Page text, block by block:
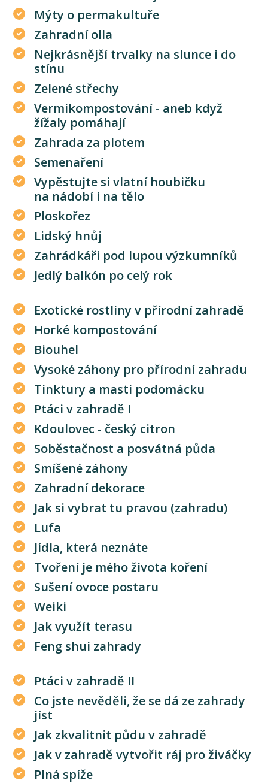
Mýty o permakultuře
Zahradní olla
Nejkrásnější trvalky na slunce i do
stínu
Zelené střechy
Vermikompostování - aneb když
žížaly pomáhají
Zahrada za plotem
Semenaření
Vypěstujte si vlatní houbičku
na nádobí i na tělo
Ploskořez
Lidský hnůj
Zahrádkáři pod lupou výzkumníků
Jedlý balkón po celý rok
Exotické rostliny v přírodní zahradě
Horké kompostování
Biouhel
Vysoké záhony pro přírodní zahradu
Tinktury a masti podomácku
Ptáci v zahradě I
Kdoulovec - český citron
Soběstačnost a posvátná půda
Smíšené záhony
Zahradní dekorace
Jak si vybrat tu pravou (zahradu)
Lufa
Jídla, která neznáte
Tvoření je mého života koření
Sušení ovoce postaru
Weiki
Jak využít terasu
Feng shui zahrady
Ptáci v zahradě II
Co jste nevěděli, že se dá ze zahrady
jíst
Jak zkvalitnit půdu v zahradě
Jak v zahradě vytvořit ráj pro živáčky
Plná spíže